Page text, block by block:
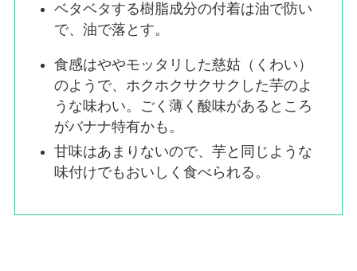
ベタベタする樹脂成分の付着は油で防い
で、油で落とす。
食感はややモッタリした慈姑（くわい）
のようで、ホクホクサクサクした芋のよ
うな味わい。ごく薄く酸味があるところ
がバナナ特有かも。
甘味はあまりないので、芋と同じような
味付けでもおいしく食べられる。